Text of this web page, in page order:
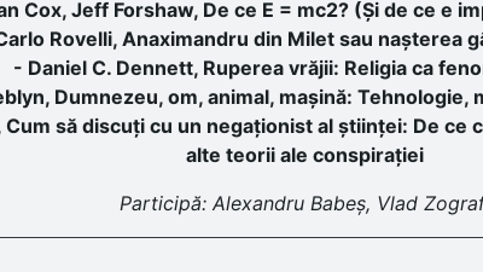
Cox, Jeff Forshaw, De ce E = mc2? (Și de ce e
Rovelli, Anaximandru din Milet sau nașterea
- Daniel C. Dennett, Ruperea vrăjii: Religia ca
Dumnezeu, om, animal, mașină:
să discuți cu un negaționist al științei: De ce
alte teorii ale conspirației
Participă: Alexandru Babeș, Vlad